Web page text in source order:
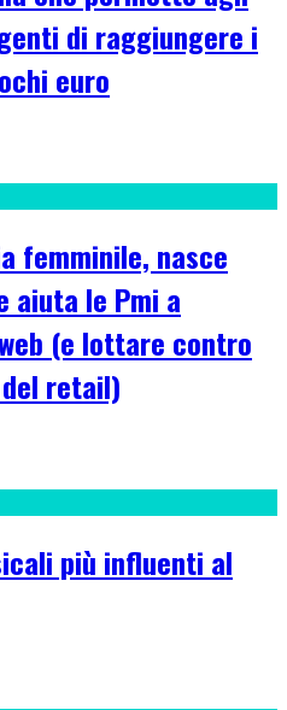
di raggiungere i
euro
femminile, nasce
aiuta le Pmi a
(e lottare contro
retail)
più influenti al